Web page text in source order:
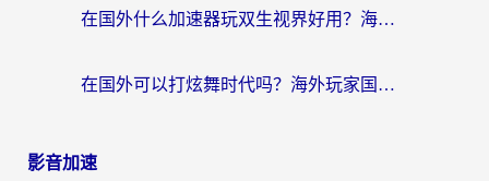
在国外什么加速器玩双生视界好用？海外党亲测不踩坑的终极指南
在国外可以打炫舞时代吗？海外玩家国服游戏加速全攻略（附实测推荐）
影音加速